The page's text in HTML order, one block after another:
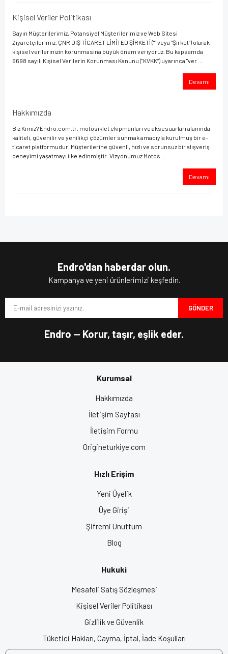
Kişisel Veriler Politikası
Sayın Müşterilerimiz, Potansiyel Müşterilerimiz ve Web Sitesi
Ziyaretçilerimiz, ÇNR DIŞ TİCARET LİMİTED ŞİRKETİ ("” veya "Şirket”) olarak
kişisel verilerinizin korunmasına büyük önem veriyoruz. Bu kapsamda
6698 sayılı Kişisel Verilerin Korunması Kanunu ("KVKK”) uyarınca "ver ...
Devamı
Hakkımızda
Biz Kimiz? Endro.com.tr, motosiklet ekipmanları ve aksesuarları alanında
kaliteli, güvenilir ve yenilikçi çözümler sunmak amacıyla kurulmuş bir e-
ticaret platformudur. Müşterilerine güvenli, hızlı ve sorunsuz bir alışveriş
deneyimi yaşatmayı ilke edinmiştir. Vizyonumuz Motos ...
Devamı
Endro'dan haberdar olun.
Kampanya ve yeni ürünlerimizi keşfedin.
GÖNDER
Endro — Korur, taşır, eşlik eder.
Kurumsal
Hakkımızda
İletişim Sayfası
İletişim Formu
Origineturkiye.com
Hızlı Erişim
Yeni Üyelik
Üye Girişi
Şifremi Unuttum
Blog
Hukuki
Mesafeli Satış Sözleşmesi
Kişisel Veriler Politikası
Gizlilik ve Güvenlik
Tüketici Hakları, Cayma, İptal, İade Koşulları